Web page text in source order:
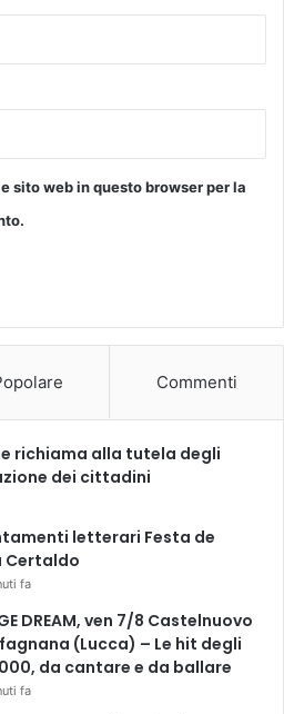
sito web in questo browser per la
Commenti
richiama alla tutela degli
dei cittadini
letterari Festa de
Certaldo
fa
DREAM, ven 7/8 Castelnuovo
(Lucca) – Le hit degli
da cantare e da ballare
fa